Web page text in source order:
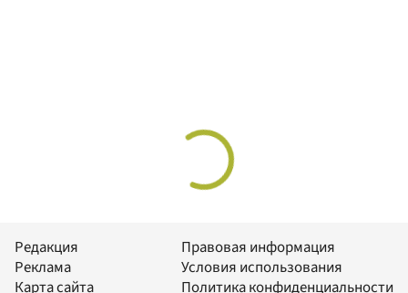
Редакция
Реклама
Карта сайта
Правовая информация
Условия использования
Политика конфиденциальности